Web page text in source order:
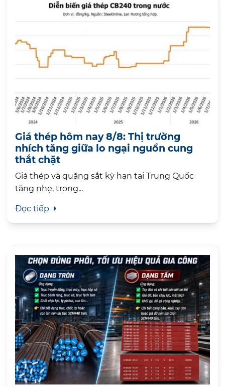
Giá thép hôm nay 8/8: Thị trường
nhích tăng giữa lo ngại nguồn cung
thắt chặt
Giá thép và quặng sắt kỳ hạn tại Trung Quốc
tăng nhẹ, trong...
Đọc tiếp